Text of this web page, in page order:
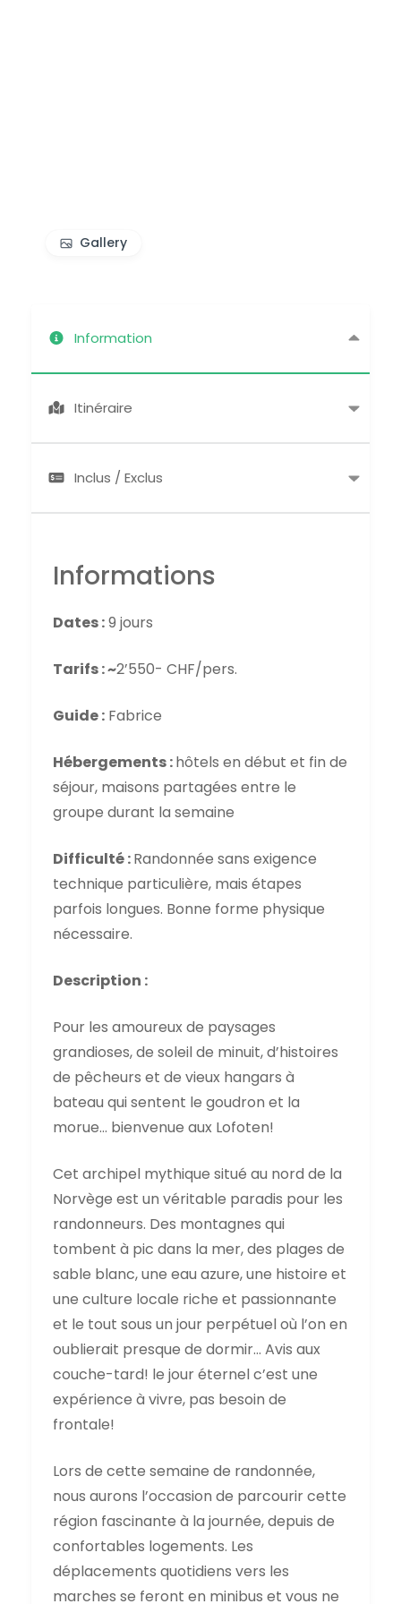
Gallery
Information
Itinéraire
Inclus / Exclus
Informations
Dates :9 jours
Tarifs : ~2’550- CHF/pers.
Guide: Fabrice
Hébergements :hôtels en début et fin de
séjour, maisons partagées entre le
groupe durant la semaine
Difficulté :Randonnée sans exigence
technique particulière, mais étapes
parfois longues. Bonne forme physique
nécessaire.
Description :
Pour les amoureux de paysages
grandioses, de soleil de minuit, d’histoires
de pêcheurs et de vieux hangars à
bateau qui sentent le goudron et la
morue… bienvenue aux Lofoten!
Cet archipel mythique situé au nord de la
Norvège est un véritable paradis pour les
randonneurs. Des montagnes qui
tombent à pic dans la mer, des plages de
sable blanc, une eau azure, une histoire et
une culture locale riche et passionnante
et le tout sous un jour perpétuel où l’on en
oublierait presque de dormir… Avis aux
couche-tard! le jour éternel c’est une
expérience à vivre, pas besoin de
frontale!
Lors de cette semaine de randonnée,
nous aurons l’occasion de parcourir cette
région fascinante à la journée, depuis de
confortables logements. Les
déplacements quotidiens vers les
marches se feront en minibus et vous ne